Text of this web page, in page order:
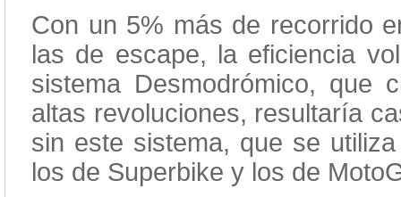
Con un 5% más de recorrido
las de escape, la eficiencia
sistema Desmodrómico, que
altas revoluciones, resultaría
sin este sistema, que se
los de Superbike y los de